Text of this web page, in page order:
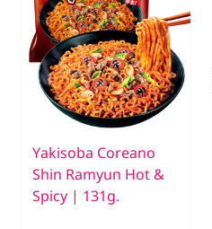
Yakisoba Coreano
Shin Ramyun Hot &
Spicy | 131g.